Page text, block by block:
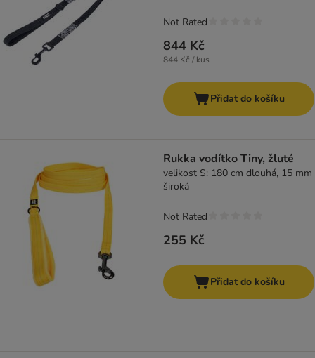
844 Kč
844 Kč / kus
Not Rated
Přidat do košíku
Rukka vodítko Tiny, žluté
velikost S: 180 cm dlouhá, 15 mm
široká
255 Kč
Not Rated
Přidat do košíku